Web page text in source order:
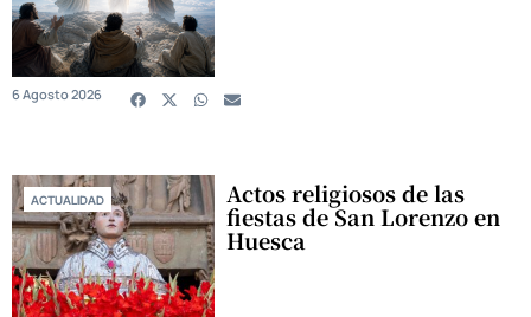
6 Agosto 2026
ACTUALIDAD Actos religiosos de las
fiestas de San Lorenzo en
Huesca